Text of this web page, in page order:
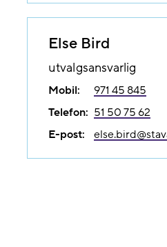
Else Bird
utvalgsansvarlig
Mobil:
971 45 845
Telefon: 51 50 75 62
E-post: